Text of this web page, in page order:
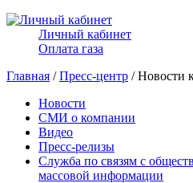
Личный кабинет
Оплата газа
Главная /Пресс-центр / Новости
Новости
СМИ о компании
Видео
Пресс-релизы
Служба по связям с
массовой информации